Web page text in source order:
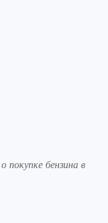
покупке бензина в